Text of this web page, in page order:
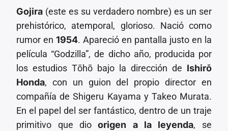
Gojira (este es su verdadero nombre) es un ser
prehistórico, atemporal, glorioso. Nació como
rumor en1954. Apareció en pantalla justo en la
película “Godzilla”, de dicho año, producida por
los estudios Tōhō bajo la dirección de Ishirō
Honda, con un guion del propio director en
compañía de Shigeru Kayama y Takeo Murata.
En el papel del ser fantástico, dentro de un traje
primitivo que dioorigen a la leyenda, se